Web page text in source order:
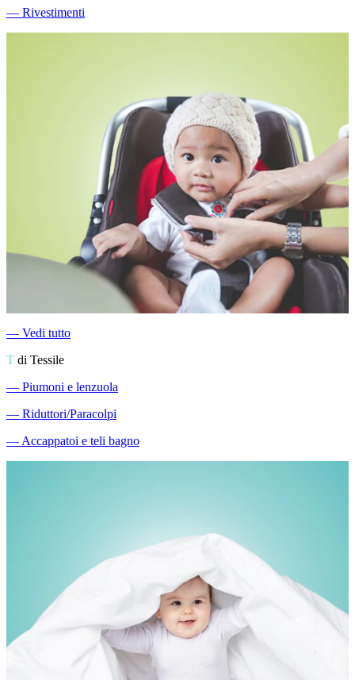
― Rivestimenti
― Vedi tutto
T di Tessile
― Piumoni e lenzuola
― Riduttori/Paracolpi
―Accappatoi e teli bagno